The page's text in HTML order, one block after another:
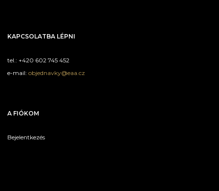
KAPCSOLATBA LÉPNI
tel.: +420 602 745 452
e-mail: objednavky@eaa.cz
A FIÓKOM
Bejelentkezés